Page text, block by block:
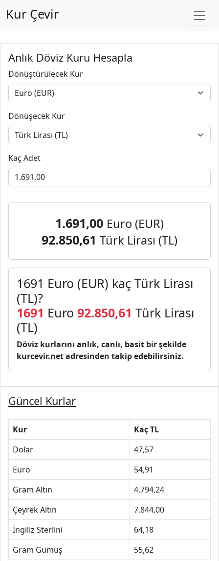
Kur Çevir
Anlık Döviz Kuru Hesapla
Dönüştürülecek Kur
Dönüşecek Kur
Kaç Adet
1.691,00 Euro (EUR)
92.850,61 Türk Lirası (TL)
1691 Euro (EUR) kaç Türk Lirası
(TL)?
1691 Euro 92.850,61 Türk Lirası
(TL)
Döviz kurlarını anlık, canlı, basit bir şekilde
kurcevir.net adresinden takip edebilirsiniz.
Güncel Kurlar
Kur
Kaç TL
Dolar
47,57
Euro
54,91
Gram Altın
4.794,24
Çeyrek Altın
7.844,00
İngiliz Sterlini
64,18
Gram Gümüş
55,62